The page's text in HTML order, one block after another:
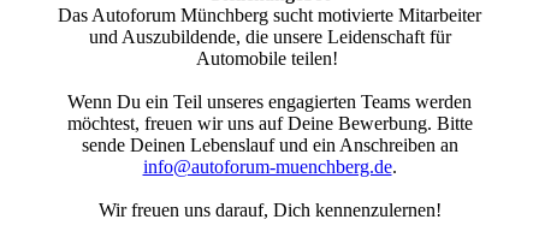
Das Autoforum Münchberg sucht motivierte Mitarbeiter
und Auszubildende, die unsere Leidenschaft für
Automobile teilen!
Wenn Du ein Teil unseres engagierten Teams werden
möchtest, freuen wir uns auf Deine Bewerbung. Bitte
sende Deinen Lebenslauf und ein Anschreiben an
info@autoforum-muenchberg.de.
Wir freuen uns darauf, Dich kennenzulernen!